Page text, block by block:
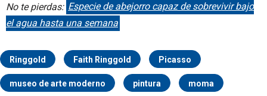
No te pierdas: Especie de abejorro capaz de sobrevivir bajo
el agua hasta una semana
Ringgold Faith Ringgold Picasso
museo de arte moderno pintura moma